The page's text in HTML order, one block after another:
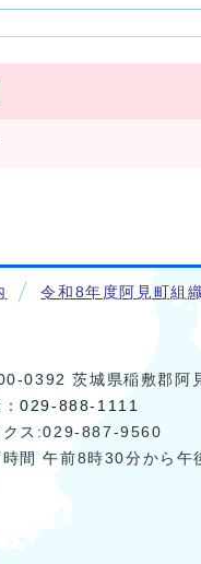
令和8年度阿見町組
0392 茨城県稲敷郡阿
：029-888-1111
クス:029-887-9560
時間 午前8時30分から午